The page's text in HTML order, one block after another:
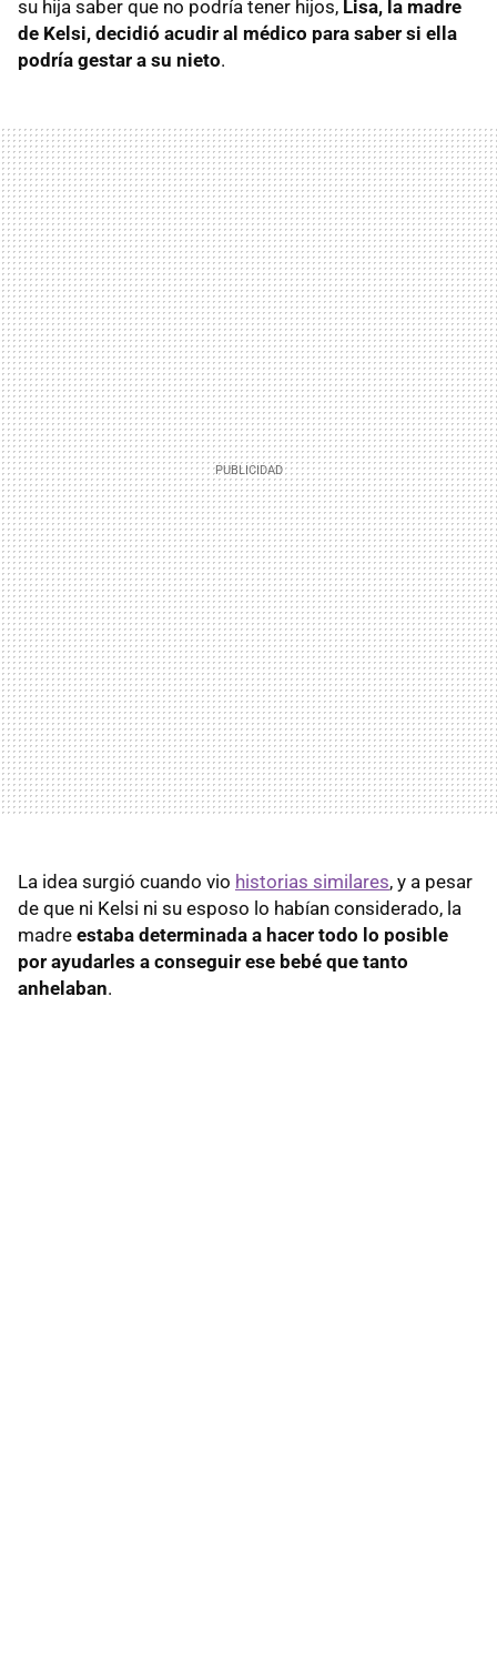
su hija saber que no podría tener hijos, Lisa, la madre
de Kelsi, decidió acudir al médico para saber si ella
podría gestar a su nieto.
La idea surgió cuando vio historias similares, y a pesar
de que ni Kelsi ni su esposo lo habían considerado, la
madre estaba determinada a hacer todo lo posible
por ayudarles a conseguir ese bebé que tanto
anhelaban.